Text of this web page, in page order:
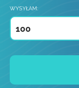
WYSYŁAM: